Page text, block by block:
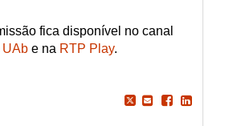
fica disponível no canal
UAbe na RTP Play.